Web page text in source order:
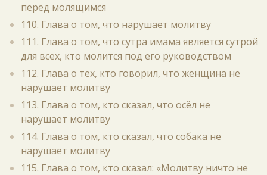
перед молящимся
110. Глава о том, что нарушает молитву
111. Глава о том, что сутра имама является сутрой
для всех, кто молится под его руководством
112. Глава о тех, кто говорил, что женщина не
нарушает молитву
113. Глава о том, кто сказал, что осёл не
нарушает молитву
114. Глава о том, кто сказал, что собака не
нарушает молитву
115. Глава о том, кто сказал: «Молитву ничто не